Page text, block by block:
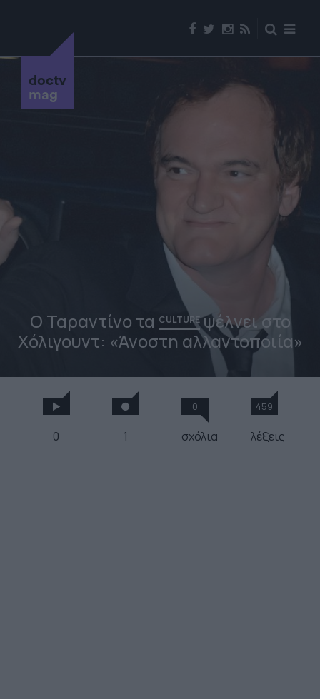
doctv
mag
Ο Ταραντίνο τα CULTUREψέλνει στο
Χόλιγουντ: «Άνοστη αλλαντοποιία»
0 1
0
σχόλια
459
λέξεις